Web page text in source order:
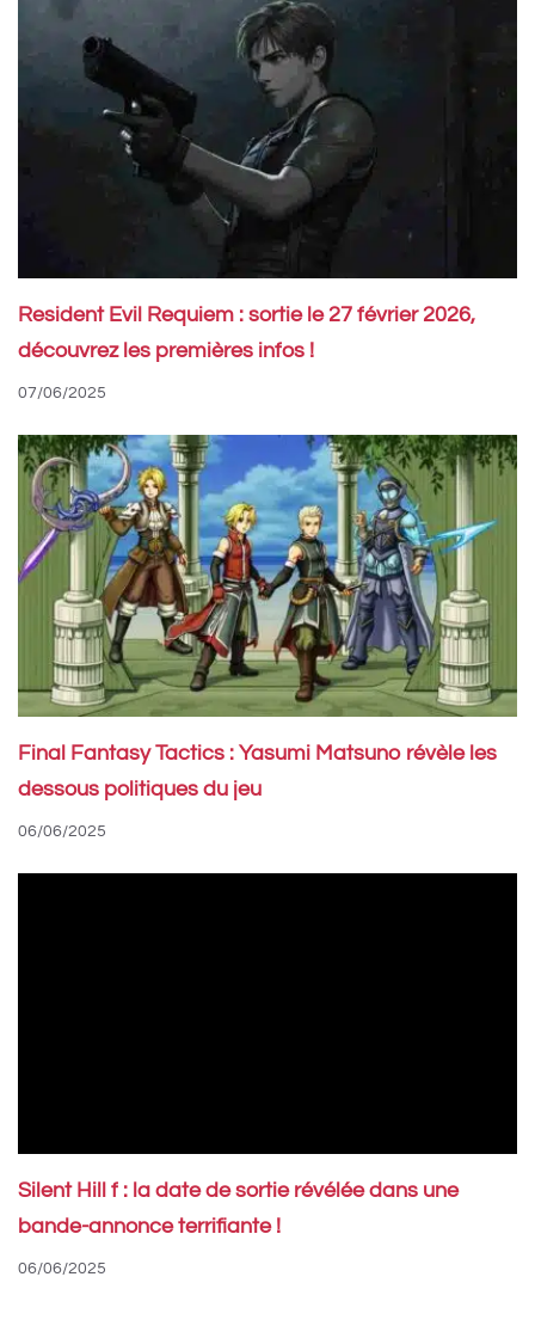
Resident Evil Requiem : sortie le 27 février 2026,
découvrez les premières infos !
07/06/2025
Final Fantasy Tactics : Yasumi Matsuno révèle les
dessous politiques du jeu
06/06/2025
Silent Hill f : la date de sortie révélée dans une
bande-annonce terrifiante !
06/06/2025